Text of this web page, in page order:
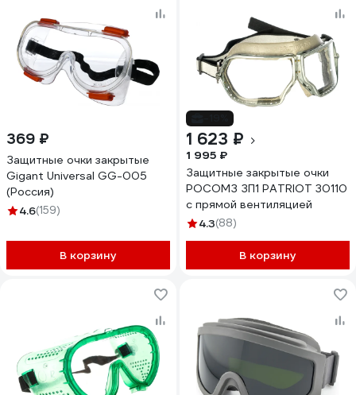
369 ₽
Защитные очки закрытые
Gigant Universal GG-005
(Россия)
4.6(159)
В корзину
1 623 ₽
1 995 ₽
Защитные закрытые очки
РОСОМЗ ЗП1 PATRIOT 30110
с прямой вентиляцией
4.3(88)
В корзину